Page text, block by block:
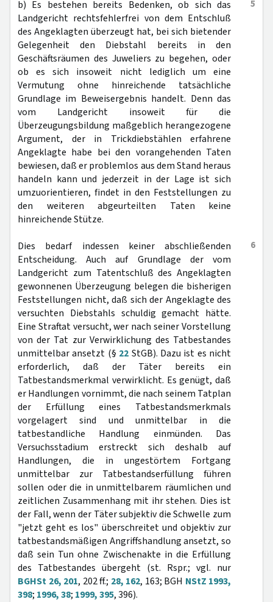
5
b) Es bestehen bereits Bedenken, ob sich das
Landgericht rechtsfehlerfrei von dem Entschluß
des Angeklagten überzeugt hat, bei sich bietender
Gelegenheit den Diebstahl bereits in den
Geschäftsräumen des Juweliers zu begehen, oder
ob es sich insoweit nicht lediglich um eine
Vermutung ohne hinreichende tatsächliche
Grundlage im Beweisergebnis handelt. Denn das
vom Landgericht insoweit für die
Überzeugungsbildung maßgeblich herangezogene
Argument, der in Trickdiebstählen erfahrene
Angeklagte habe bei den vorangehenden Taten
bewiesen, daß er problemlos aus dem Stand heraus
handeln kann und jederzeit in der Lage ist sich
umzuorientieren, findet in den Feststellungen zu
den weiteren abgeurteilten Taten keine
hinreichende Stütze.
6
Dies bedarf indessen keiner abschließenden
Entscheidung. Auch auf Grundlage der vom
Landgericht zum Tatentschluß des Angeklagten
gewonnenen Überzeugung belegen die bisherigen
Feststellungen nicht, daß sich der Angeklagte des
versuchten Diebstahls schuldig gemacht hätte.
Eine Straftat versucht, wer nach seiner Vorstellung
von der Tat zur Verwirklichung des Tatbestandes
unmittelbar ansetzt (§ 22 StGB). Dazu ist es nicht
erforderlich, daß der Täter bereits ein
Tatbestandsmerkmal verwirklicht. Es genügt, daß
er Handlungen vornimmt, die nach seinem Tatplan
der Erfüllung eines Tatbestandsmerkmals
vorgelagert sind und unmittelbar in die
tatbestandliche Handlung einmünden. Das
Versuchsstadium erstreckt sich deshalb auf
Handlungen, die in ungestörtem Fortgang
unmittelbar zur Tatbestandserfüllung führen
sollen oder die in unmittelbarem räumlichen und
zeitlichen Zusammenhang mit ihr stehen. Dies ist
der Fall, wenn der Täter subjektiv die Schwelle zum
"jetzt geht es los" überschreitet und objektiv zur
tatbestandsmäßigen Angriffshandlung ansetzt, so
daß sein Tun ohne Zwischenakte in die Erfüllung
des Tatbestandes übergeht (st. Rspr.; vgl. nur
BGHSt 26, 201, 202 ff.; 28, 162, 163; BGH NStZ 1993,
398; 1996, 38; 1999, 395, 396).